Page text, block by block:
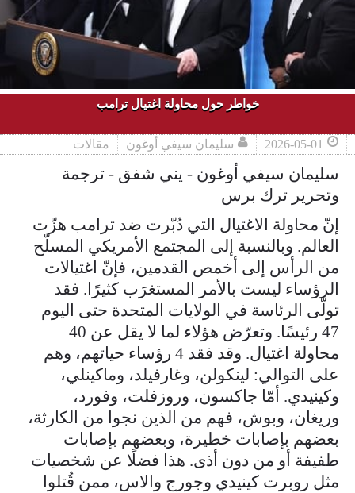
خواطر حول محاولة اغتيال ترامب
2026-05-01 سليمان سيفي أوغون مقالات
سليمان سيفي أوغون - يني شفق - ترجمة
وتحرير ترك برس
إنّ محاولة الاغتيال التي دُبّرت ضد ترامب هزّت
العالم. وبالنسبة إلى المجتمع الأمريكي المسلّح
من الرأس إلى أخمص القدمين، فإنّ اغتيالات
الرؤساء ليست بالأمر المستغرَب كثيرًا. فقد
تولّى الرئاسة في الولايات المتحدة حتى اليوم
47 رئيسًا. وتعرّض هؤلاء لما لا يقل عن 40
محاولة اغتيال. وقد فقد 4 رؤساء حياتهم، وهم
على التوالي: لينكولن، وغارفيلد، وماكينلي،
وكينيدي. أمّا جاكسون، وروزفلت، وفورد،
وريغان، وبوش، فهم من الذين نجوا من الكارثة،
بعضهم بإصابات خطيرة، وبعضهم بإصابات
طفيفة أو من دون أذى. هذا فضلًا عن شخصيات
مثل روبرت كينيدي وجورج والاس، ممن قُتلوا